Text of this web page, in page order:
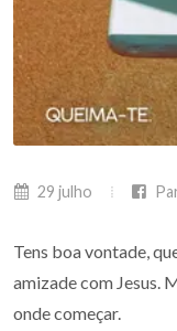
29 julho
Tens boa vontade,
amizade com Jesus.
onde começar.